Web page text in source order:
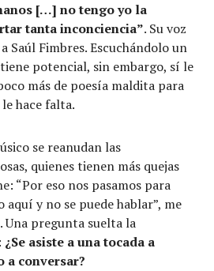
[…] no tengo yo la
tanta inconciencia”. Su voz
Saúl Fimbres. Escuchándolo un
potencial, sin embargo, sí le
más de poesía maldita para
hace falta.
se reanudan las
quienes tienen más quejas
“Por eso nos pasamos para
aquí y no se puede hablar”, me
Una pregunta suelta la
¿Se asiste a una tocada a
a conversar?